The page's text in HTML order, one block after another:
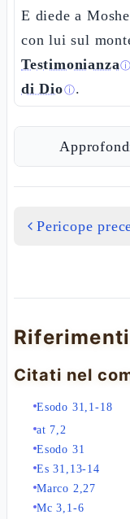
E diede a
con lui sul
Testimonianzaⓘ
di Dioⓘ.
Pericope
Citati nel
Esodo 31,1-18
at 7,2
Esodo 31
Es 31,13-14
Marco 2,27
Mc 3,1-6